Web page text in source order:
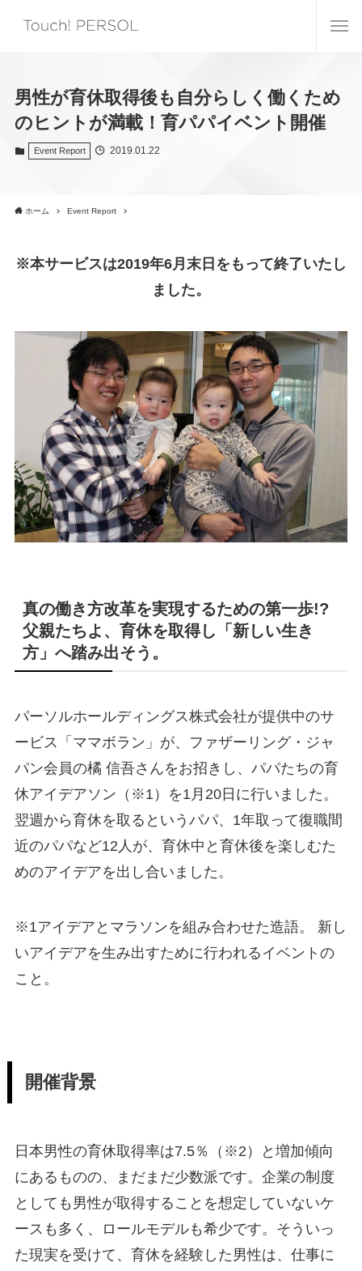
男性が育休取得後も自分らしく働くため
のヒントが満載！育パパイベント開催
Event Report 2019.01.22
ホーム Event Report
※本サービスは2019年6月末日をもって終了いたし
ました。
真の働き方改革を実現するための第一歩!?
父親たちよ、育休を取得し「新しい生き
方」へ踏み出そう。
パーソルホールディングス株式会社が提供中のサ
ービス「ママボラン」が、ファザーリング・ジャ
パン会員の橘 信吾さんをお招きし、パパたちの育
休アイデアソン（※1）を1月20日に行いました。
翌週から育休を取るというパパ、1年取って復職間
近のパパなど12人が、育休中と育休後を楽しむた
めのアイデアを出し合いました。
※1アイデアとマラソンを組み合わせた造語。 新し
いアイデアを生み出すために行われるイベントの
こと。
開催背景
日本男性の育休取得率は7.5％（※2）と増加傾向
にあるものの、まだまだ少数派です。企業の制度
としても男性が取得することを想定していないケ
ースも多く、ロールモデルも希少です。そういっ
た現実を受けて、育休を経験した男性は、仕事に